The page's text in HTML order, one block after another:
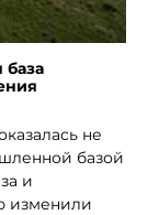
база
не
базой
и
изменили